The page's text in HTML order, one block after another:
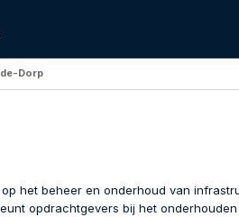
Dorp
het beheer en onderhoud van
opdrachtgevers bij het